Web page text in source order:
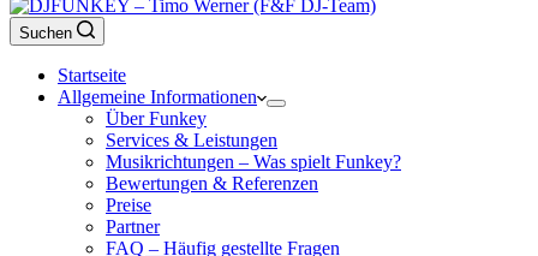
Suchen
Startseite
Allgemeine Informationen
Über Funkey
Services & Leistungen
Musikrichtungen – Was spielt Funkey?
Bewertungen & Referenzen
Preise
Partner
FAQ – Häufig gestellte Fragen